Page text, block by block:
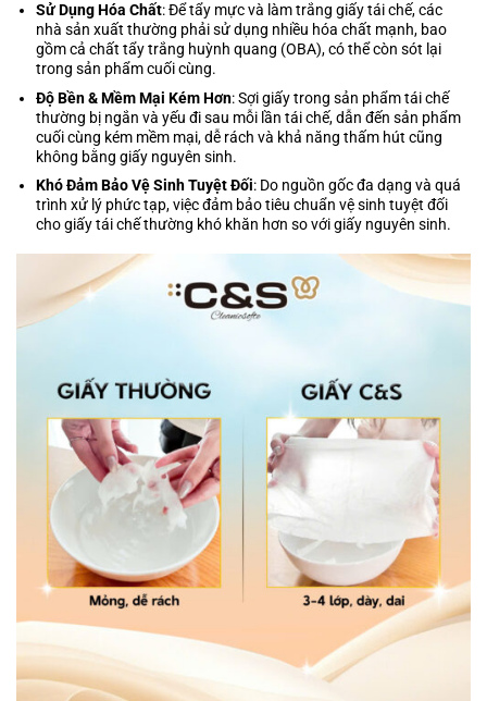
Sử Dụng Hóa Chất: Để tẩy mực và làm trắng giấy tái chế, các
nhà sản xuất thường phải sử dụng nhiều hóa chất mạnh, bao
gồm cả chất tẩy trắng huỳnh quang (OBA), có thể còn sót lại
trong sản phẩm cuối cùng.
Độ Bền & Mềm Mại Kém Hơn: Sợi giấy trong sản phẩm tái chế
thường bị ngắn và yếu đi sau mỗi lần tái chế, dẫn đến sản phẩm
cuối cùng kém mềm mại, dễ rách và khả năng thấm hút cũng
không bằng giấy nguyên sinh.
Khó Đảm Bảo Vệ Sinh Tuyệt Đối: Do nguồn gốc đa dạng và quá
trình xử lý phức tạp, việc đảm bảo tiêu chuẩn vệ sinh tuyệt đối
cho giấy tái chế thường khó khăn hơn so với giấy nguyên sinh.